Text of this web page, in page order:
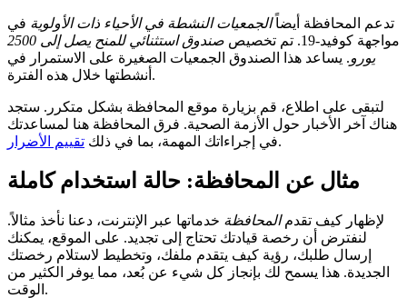
تدعم المحافظة أيضاًالجمعيات النشطة في الأحياء ذات الأولوية في
مواجهة كوفيد-19. تم تخصيص
صندوق استثنائي للمنح يصل إلى 2500
يورو. يساعد هذا الصندوق الجمعيات الصغيرة على الاستمرار في
أنشطتها خلال هذه الفترة.
لتبقى على اطلاع، قم بزيارة موقع المحافظة بشكل متكرر. ستجد
هناك آخر الأخبار حول الأزمة الصحية. فرق المحافظة هنا لمساعدتك
في إجراءاتك المهمة، بما في ذلك تقييم الأضرار .
مثال عن المحافظة: حالة استخدام كاملة
لإظهار كيف تقدمالمحافظة خدماتها عبر الإنترنت، دعنا نأخذ مثالاً.
لنفترض أن رخصة قيادتك تحتاج إلى تجديد. على الموقع، يمكنك
إرسال طلبك، رؤية كيف يتقدم ملفك، وتخطيط لاستلام رخصتك
الجديدة. هذا يسمح لك بإنجاز كل شيء عن بُعد، مما يوفر الكثير من
الوقت.